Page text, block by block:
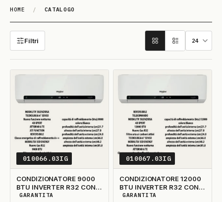
HOME / CATALOGO
Catalogo
Filtri
010066.03IG
CONDIZIONATORE 9000
BTU INVERTER R32 CON
WIFI
DISPONIBILITÀ GARANTITA
GARANTITA
010067.03IG
CONDIZIONATORE 12000
BTU INVERTER R32 CON
WIFI
DISPONIBILITÀ GARANTITA
GARANTITA